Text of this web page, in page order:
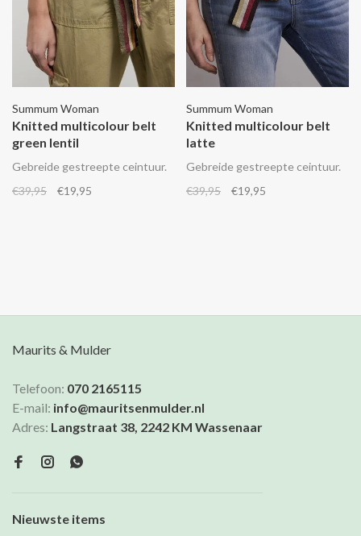
Summum Woman
Knitted multicolour belt
green lentil
Gebreide gestreepte ceintuur.
€39,95
€19,95
Summum Woman
Knitted multicolour belt
latte
Gebreide gestreepte ceintuur.
€39,95
€19,95
Maurits & Mulder
Telefoon: 070 2165115
E-mail: info@mauritsenmulder.nl
Adres: Langstraat 38, 2242 KM Wassenaar
Nieuwste items